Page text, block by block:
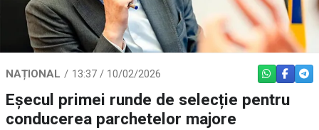
NAȚIONAL 13:37 / 10/02/2026 WHATSAPP
Eșecul primei runde de selecție pentru
conducerea parchetelor majore